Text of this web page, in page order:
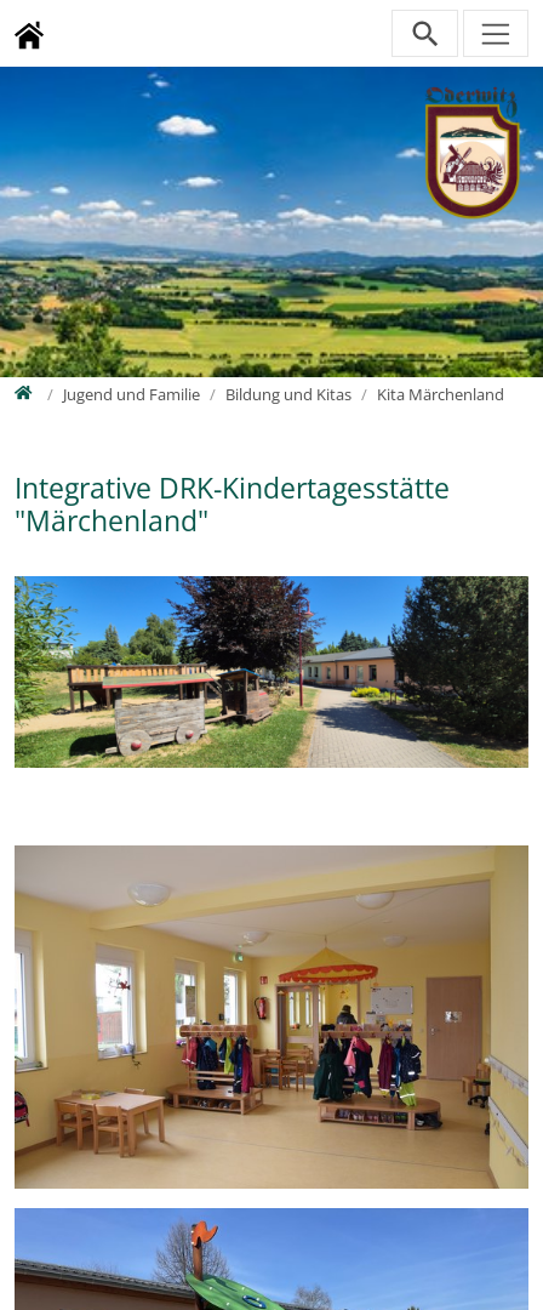
HomeJugend und Familie Bildung und Kitas Kita Märchenland
Integrative DRK-Kindertagesstätte
"Märchenland"